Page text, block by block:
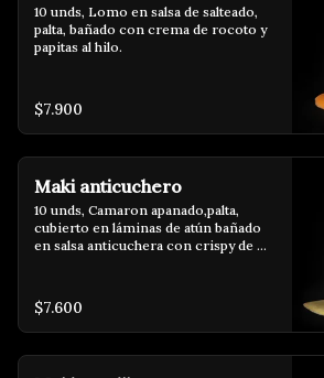
10 unds, Lomo en salsa de salteado,
palta, bañado con crema de rocoto y
papitas al hilo.
$7.900
Maki anticuchero
10 unds, Camaron apanado,palta,
cubierto en láminas de atún bañado
en salsa anticuchera con crispy de
$7.600